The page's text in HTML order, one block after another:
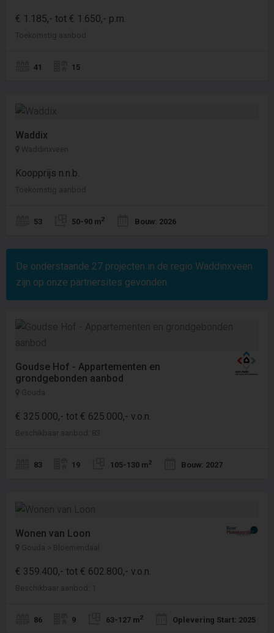
€ 1.185,- tot € 1.650,- p.m.
Toekomstig aanbod
41 15
Waddix
Waddinxveen
Koopprijs n.n.b.
Toekomstig aanbod
53 50-90 m2 Bouw: 2026
De onderstaande 27 projecten in de regio Waddinxveen
zijn op onze partnersites gevonden:
Goudse Hof - Appartementen en
grondgebonden aanbod
Gouda
€ 325.000,- tot € 625.000,- v.o.n.
Beschikbaar aanbod: 83
83 19 105-130 m2 Bouw: 2027
Wonen van Loon
Gouda > Bloemendaal
€ 359.400,- tot € 602.800,- v.o.n.
Beschikbaar aanbod: 1
86 9 63-127 m2 Oplevering Start: 2025